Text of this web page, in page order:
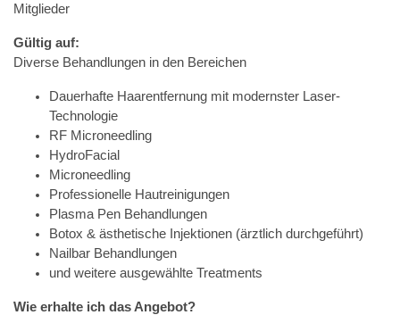
Mitglieder
Gültig auf:
Diverse Behandlungen in den Bereichen
Dauerhafte Haarentfernung mit modernster Laser-
Technologie
RF Microneedling
HydroFacial
Microneedling
Professionelle Hautreinigungen
Plasma Pen Behandlungen
Botox & ästhetische Injektionen (ärztlich durchgeführt)
Nailbar Behandlungen
und weitere ausgewählte Treatments
Wie erhalte ich das Angebot?